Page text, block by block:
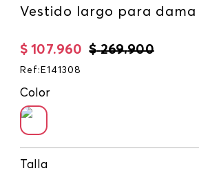
Vestido largo para
$ 269.900
$ 107.960
Ref : E141308
Color
Talla